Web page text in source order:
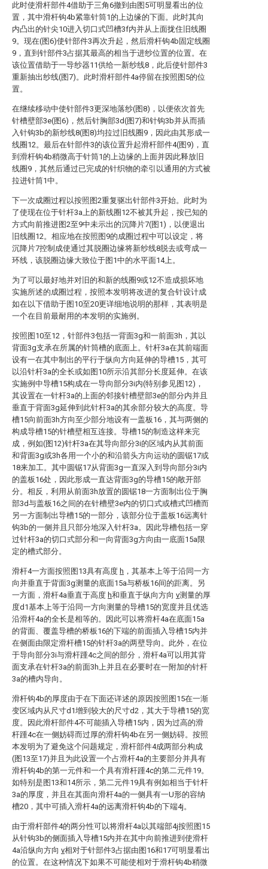
此时使滑杆部件4借助于三角6撤到由图5可明显看出的位
置，其中滑杆钩4b紧靠针筒1的上边缘的下面。此时其向
内凸出的针尖10进入切口式凹槽3f内并从上面拢住旧线圈
9。现在(图6)使针部件3再次升起，然后滑杆钩4b固定线圈
9，直到针部件3占据其最高的相当于进纱位置的位置。在
该位置借助于一导纱器11供给一新纱线8，此后使针部件3
重新抽出纱线(图7)。此时滑杆部件4a停留在按照图5的位
置。
在继续移动中使针部件3更深地落纱(图8)，以便依次首先
针槽壁部3e(图6)，然后针胸部3d(图7)和针钩3b并从而插
入针钩3b的新纱线8(图8)均拉过旧线圈9，因此由其形成一
线圈12。最后在针部件3的该位置升起滑杆部件4(图9)，直
到滑杆钩4b稍微高于针筒1的上边缘的上面并因此释放旧
线圈9，其然后通过已完成的针织物的牵引以通用的方式被
拉进针筒1中。
下一次成圈过程以按照图2重复驱出针部件3开始。此时为
了使现在位于针杆3a上的新线圈12不被其升起，按已知的
方式向前推进图2至9中未示出的沉降片7(图1)，以便退出
旧线圈12。相应地在按照图9的成圈过程中可以设定，将
沉降片7控制成使通过其脱圈边缘将新纱线8脱去或弯成一
环线，该脱圈边缘大致位于图1中的水平面14上。
为了可以最好地并对旧的和新的线圈9或12不造成损坏地
实施所述的成圈过程，按照本发明将改进的复合针设计成
如在以下借助于图10至20更详细地说明的那样，其表明是
一个在目前最耐用的本发明的实施例。
按照图10至12，针部件3包括一背面3g和一前面3h，其以
背面3g支承在所属的针筒槽的底面上。针杆3a在其前端面
设有一在其中制出的平行于纵向方向延伸的导槽15，其可
以沿针杆3a的全长或如图10所示沿其部分长度延伸。在该
实施例中导槽15构成在一导向部分3i内(特别参见图12)，
其设置在一针杆3a的上面的邻接针槽壁部3e的部分内并且
垂直于背面3g延伸到此针杆3a的其余部分较大的高度。导
槽15向前面3h方向至少部分地设有一盖板16，其与两侧的
构成导槽15的针槽壁相互连接。导槽15的制造这样来完
成，例如(图12)针杆3a在其导向部分3i的区域内从其前面
和背面3g或3h各用一个小的和沿箭头方向运动的圆锯17或
18来加工。其中圆锯17从背面3g一直深入到导向部分3i内
的盖板16处，因此形成一直达背面3g的导槽15的敞开部
分。相反，利用从前面3h放置的圆锯18一方面制出位于胸
部3d与盖板16之间的在针槽壁3e内的切口式或槽式凹槽而
另一方面制出导槽15的一部分，该部分位于盖板16远离针
钩3b的一侧并且只部分地深入针杆3a。因此导槽包括一穿
过针杆3a的切口式部分和一向背面3g方向由一底面15a限
定的槽式部分。
滑杆4一方面按照图13具有高度 h ，其基本上等于沿同一方
向并垂直于背面3g测量的底面15a与桥板16间的距离。另
一方面，滑杆4a垂直于高度 h和垂直于纵向方向 v测量的厚
度d1基本上等于沿同一方向测量的导槽15的宽度并且优选
沿滑杆4a的全长是相等的。因此可以将滑杆4a在底面15a
的背面、覆盖导槽的桥板16的下端的前面插入导槽15内并
在侧面由限定滑杆槽15的针杆3a的两壁导向。此外，在位
于导向部分3i与滑杆踵4c之间的部分，滑杆4a可以用其背
面支承在针杆3a的前面3h上并且在必要时在一附加的针杆
3a的槽内导向。
滑杆钩4b的厚度由于在下面还详述的原因按照图15在一渐
变区域内从尺寸d1增到较大的尺寸d2，其大于导槽15的宽
度。因此滑杆部件4不可能插入导槽15内，因为过高的滑
杆踵4c在一侧妨碍而过厚的滑杆钩4b在另一侧妨碍。按照
本发明为了避免这个问题规定，滑杆部件4成两部分构成
(图13至17)并且为此设置一个占滑杆4a的主要部分并具有
滑杆钩4b的第一元件和一个具有滑杆踵4c的第二元件19。
如特别是图13和14所示，第二元件19具有例如相当于针杆
3a的厚度，并且在其面向滑杆4a的一侧具有一U形的容纳
槽20，其中可插入滑杆4a的远离滑杆钩4b的下端4j。
由于滑杆部件4的两分性可以将滑杆4a以其端部4j按照图15
从针钩3b的侧面插入导槽15内并在其中向前推进到使滑杆
4a沿纵向方向 v相对于针部件3占据由图16和17可明显看出
的位置。在这种情况下如果不可能使相对于滑杆钩4b稍微